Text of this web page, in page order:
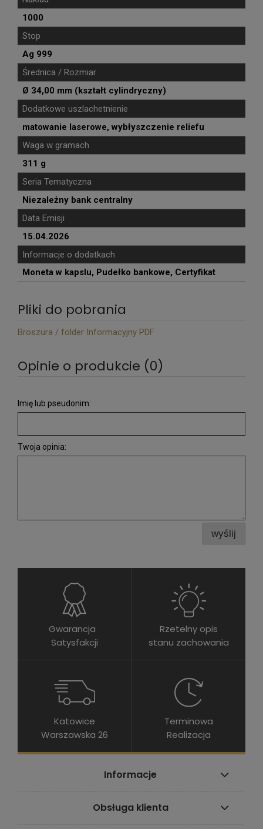
1000
Stop
Ag 999
Średnica / Rozmiar
Ø 34,00 mm (kształt cylindryczny)
Dodatkowe uszlachetnienie
matowanie laserowe, wybłyszczenie reliefu
Waga w gramach
311 g
Seria Tematyczna
Niezależny bank centralny
Data Emisji
15.04.2026
Informacje o dodatkach
Moneta w kapslu, Pudełko bankowe, Certyfikat
Pliki do pobrania
Broszura / folder Informacyjny PDF
Opinie o produkcie (0)
Imię lub pseudonim:
Twoja opinia:
wyślij
Gwarancja
Satysfakcji
Rzetelny opis
stanu zachowania
Katowice
Warszawska 26
Terminowa
Realizacja
Informacje
Obsługa klienta